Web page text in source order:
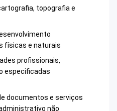
topografia e
físicas e naturais
profissionais,
especificadas
documentos e serviços
não